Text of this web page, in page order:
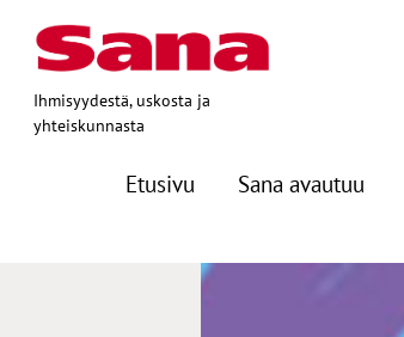
Ihmisyydestä, uskosta ja
yhteiskunnasta
Etusivu Sana avautuu